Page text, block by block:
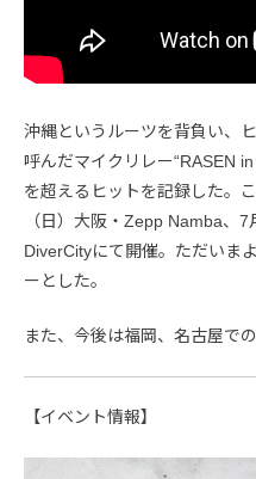
沖縄というルーツを背負い、
呼んだマイクリレー“RASEN
を超えるヒットを記録した。
（日）大阪・Zepp Namba、
DiverCityにて開催。ただいま
ーとした。
また、今後は福岡、名古屋で
【イベント情報】